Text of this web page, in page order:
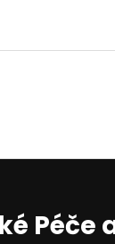
Péče